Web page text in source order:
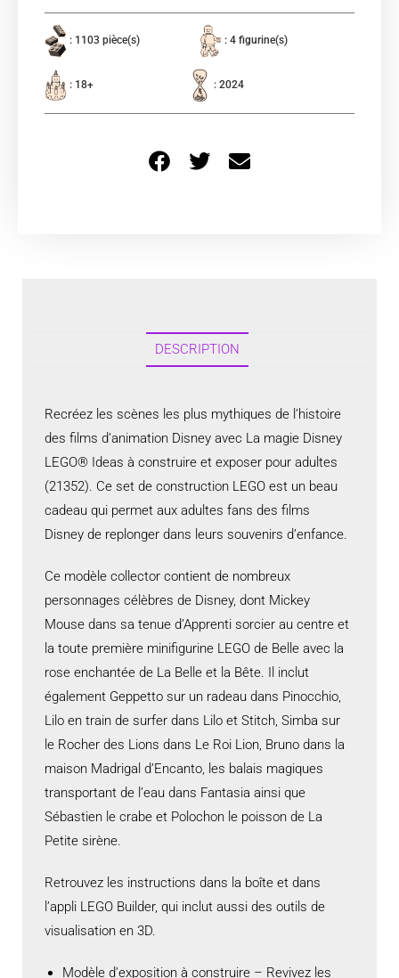
: 1103 pièce(s) : 4 figurine(s)
: 18+ : 2024
DESCRIPTION
Recréez les scènes les plus mythiques de l’histoire
des films d’animation Disney avec La magie Disney
LEGO® Ideas à construire et exposer pour adultes
(21352). Ce set de construction LEGO est un beau
cadeau qui permet aux adultes fans des films
Disney de replonger dans leurs souvenirs d’enfance.
Ce modèle collector contient de nombreux
personnages célèbres de Disney, dont Mickey
Mouse dans sa tenue d’Apprenti sorcier au centre et
la toute première minifigurine LEGO de Belle avec la
rose enchantée de La Belle et la Bête. Il inclut
également Geppetto sur un radeau dans Pinocchio,
Lilo en train de surfer dans Lilo et Stitch, Simba sur
le Rocher des Lions dans Le Roi Lion, Bruno dans la
maison Madrigal d’Encanto, les balais magiques
transportant de l’eau dans Fantasia ainsi que
Sébastien le crabe et Polochon le poisson de La
Petite sirène.
Retrouvez les instructions dans la boîte et dans
l’appli LEGO Builder, qui inclut aussi des outils de
visualisation en 3D.
Modèle d’exposition à construire – Revivez les